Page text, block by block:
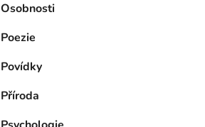
Osobnosti
Poezie
Povídky
Příroda